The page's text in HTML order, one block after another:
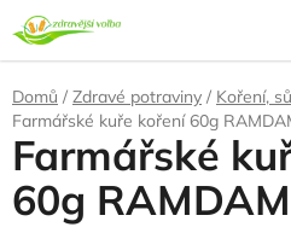
Přejít
na
obsah
Domů / Zdravé potraviny / Koření,
Farmářské kuře koření 60g
Farmářské
60g RAMDAM